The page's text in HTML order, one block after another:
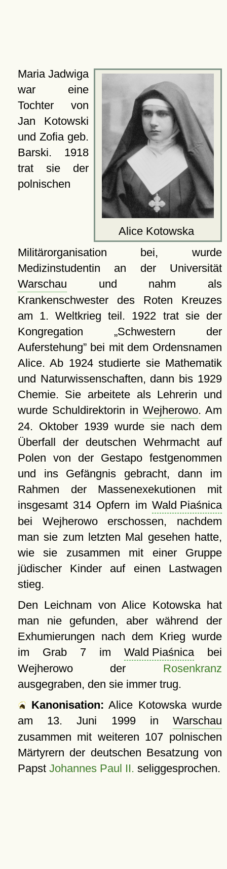
Alice Kotowska
Maria Jadwiga
war eine
Tochter von
Jan Kotowski
und Zofia geb.
Barski. 1918
trat sie der
polnischen
Militärorganisation bei, wurde
Medizinstudentin an der Universität
Warschau und nahm als
Krankenschwester des Roten Kreuzes
am 1. Weltkrieg teil. 1922 trat sie der
Kongregation
Schwestern der
Auferstehung bei mit dem Ordensnamen
Alice. Ab 1924 studierte sie Mathematik
und Naturwissenschaften, dann bis 1929
Chemie. Sie arbeitete als Lehrerin und
wurde Schuldirektorin in Wejherowo. Am
24. Oktober 1939 wurde sie nach dem
Überfall der deutschen Wehrmacht auf
Polen von der Gestapo festgenommen
und ins Gefängnis gebracht, dann im
Rahmen der Massenexekutionen mit
insgesamt 314 Opfern im Wald Piaśnica
bei Wejherowo erschossen, nachdem
man sie zum letzten Mal gesehen hatte,
wie sie zusammen mit einer Gruppe
jüdischer Kinder auf einen Lastwagen
stieg.
Den Leichnam von Alice Kotowska hat
man nie gefunden, aber während der
Exhumierungen nach dem Krieg wurde
im Grab 7 im Wald Piaśnicabei
Wejherowo der Rosenkranz
ausgegraben, den sie immer trug.
Kanonisation: Alice Kotowska wurde
am 13. Juni 1999inWarschau
zusammen mit weiteren 107 polnischen
Märtyrern der deutschen Besatzung von
Papst Johannes Paul II. seliggesprochen.